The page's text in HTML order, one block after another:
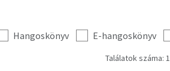
Hangoskönyv E-hangoskönyv
Találatok száma: 1